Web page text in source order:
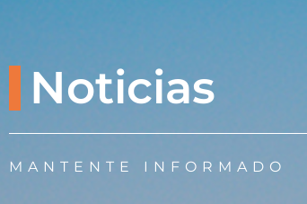
Noticias
MANTENTE INFORMADO